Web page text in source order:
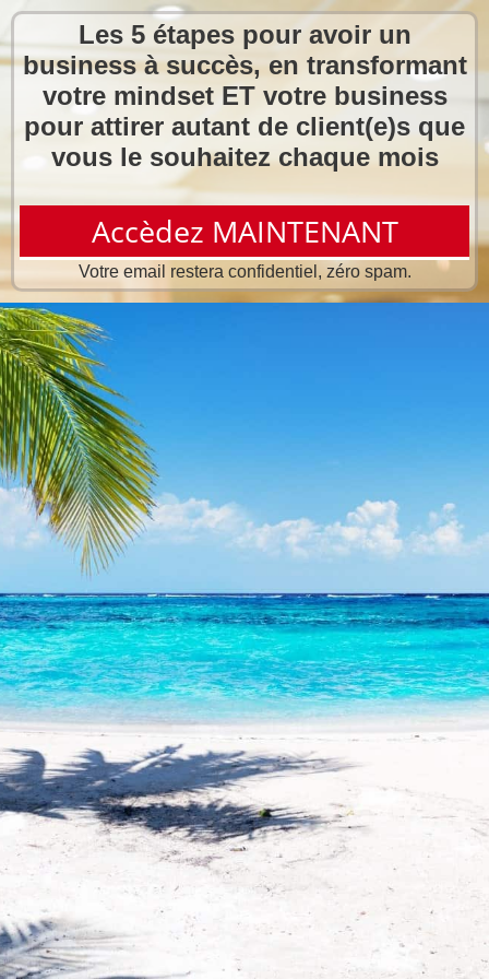
Les 5 étapes pour avoir un
business à succès, en transformant
votre mindset ET votre business
pour attirer autant de client(e)s que
vous le souhaitez chaque mois
Accèdez MAINTENANT
Votre email restera confidentiel, zéro spam.